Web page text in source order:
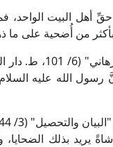
أهل البيت
من أُضحية على ما
قال ابن مازه
رسول الله عليه
يريد بذلك